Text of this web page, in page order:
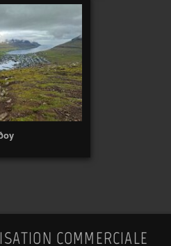
COMMERCIALE